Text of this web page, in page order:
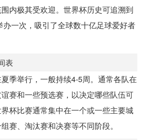
内极其受欢迎。世界杯历史可追溯到
办一次，吸引了全球数十亿足球爱好者
表
季举行，一般持续4-5周。通常各队在
赛和一些预选赛，以决定哪些队伍可
杯比赛通常集中在一个或一些主要城
赛、淘汰赛和决赛等不同阶段。